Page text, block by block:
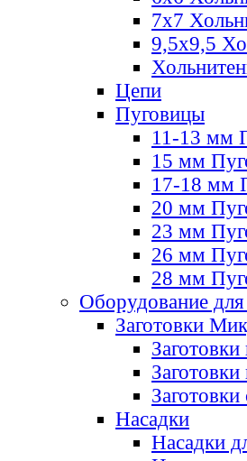
7х7
9,5х9,5
Цепи
Пуговицы
11-13 мм
15 мм
17-18 мм
20 мм
23 мм
26 мм
28 мм
Оборудование
Заготовки
Заготовки
Заготовки
Заготовки
Насадки
Насадки